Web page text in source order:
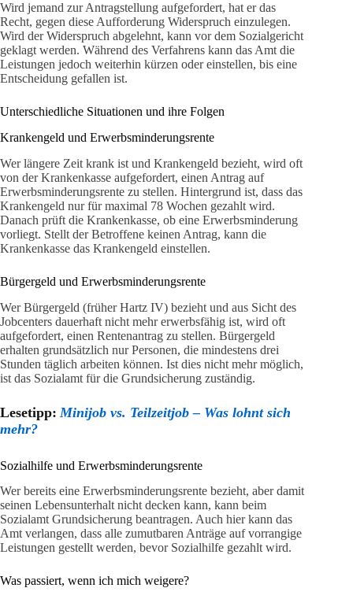
Wird jemand zur Antragstellung aufgefordert, hat er das
Recht, gegen diese Aufforderung Widerspruch einzulegen.
Wird der Widerspruch abgelehnt, kann vor dem Sozialgericht
geklagt werden. Während des Verfahrens kann das Amt die
Leistungen jedoch weiterhin kürzen oder einstellen, bis eine
Entscheidung gefallen ist.
Unterschiedliche Situationen und ihre Folgen
Krankengeld und Erwerbsminderungsrente
Wer längere Zeit krank ist und Krankengeld bezieht, wird oft
von der Krankenkasse aufgefordert, einen Antrag auf
Erwerbsminderungsrente zu stellen. Hintergrund ist, dass das
Krankengeld nur für maximal 78 Wochen gezahlt wird.
Danach prüft die Krankenkasse, ob eine Erwerbsminderung
vorliegt. Stellt der Betroffene keinen Antrag, kann die
Krankenkasse das Krankengeld einstellen.
Bürgergeld und Erwerbsminderungsrente
Wer Bürgergeld (früher Hartz IV) bezieht und aus Sicht des
Jobcenters dauerhaft nicht mehr erwerbsfähig ist, wird oft
aufgefordert, einen Rentenantrag zu stellen. Bürgergeld
erhalten grundsätzlich nur Personen, die mindestens drei
Stunden täglich arbeiten können. Ist dies nicht mehr möglich,
ist das Sozialamt für die Grundsicherung zuständig.
Lesetipp: Minijob vs. Teilzeitjob – Was lohnt sich
mehr?
Sozialhilfe und Erwerbsminderungsrente
Wer bereits eine Erwerbsminderungsrente bezieht, aber damit
seinen Lebensunterhalt nicht decken kann, kann beim
Sozialamt Grundsicherung beantragen. Auch hier kann das
Amt verlangen, dass alle zumutbaren Anträge auf vorrangige
Leistungen gestellt werden, bevor Sozialhilfe gezahlt wird.
Was passiert, wenn ich mich weigere?